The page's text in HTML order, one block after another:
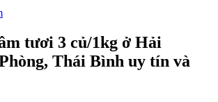
tươi 3 củ/1kg ở Hải
Thái Bình uy tín và